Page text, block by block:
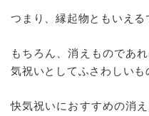
つまり、縁起物ともいえる
もちろん、消えものであ
気祝いとしてふさわしいも
快気祝いにおすすめの消